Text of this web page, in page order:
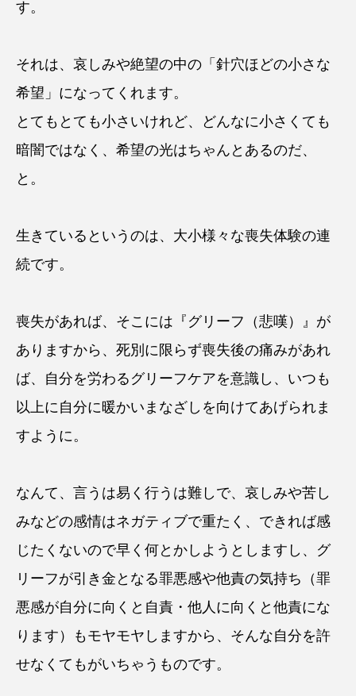
す。
それは、哀しみや絶望の中の「針穴ほどの小さな
希望」になってくれます。
とてもとても小さいけれど、どんなに小さくても
暗闇ではなく、希望の光はちゃんとあるのだ、
と。
生きているというのは、大小様々な喪失体験の連
続です。
喪失があれば、そこには『グリーフ（悲嘆）』が
ありますから、死別に限らず喪失後の痛みがあれ
ば、自分を労わるグリーフケアを意識し、いつも
以上に自分に暖かいまなざしを向けてあげられま
すように。
なんて、言うは易く行うは難しで、哀しみや苦し
みなどの感情はネガティブで重たく、できれば感
じたくないので早く何とかしようとしますし、グ
リーフが引き金となる罪悪感や他責の気持ち（罪
悪感が自分に向くと自責・他人に向くと他責にな
ります）もモヤモヤしますから、そんな自分を許
せなくてもがいちゃうものです。